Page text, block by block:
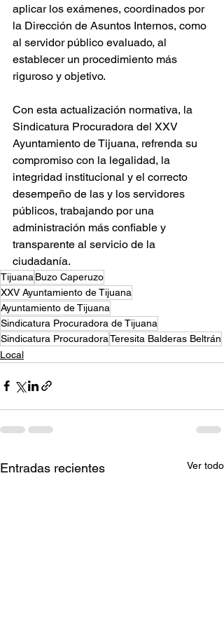
aplicar los exámenes, coordinados por
la Dirección de Asuntos Internos, como
al servidor público evaluado, al
establecer un procedimiento más
riguroso y objetivo.
Con esta actualización normativa, la
Sindicatura Procuradora del XXV
Ayuntamiento de Tijuana, refrenda su
compromiso con la legalidad, la
integridad institucional y el correcto
desempeño de las y los servidores
públicos, trabajando por una
administración más confiable y
transparente al servicio de la
ciudadanía.
Tijuana Buzo Caperuzo
XXV Ayuntamiento de Tijuana
Ayuntamiento de Tijuana
Sindicatura Procuradora de Tijuana
Sindicatura ProcuradoraTeresita Balderas Beltrán
Local
Entradas recientes Ver todo